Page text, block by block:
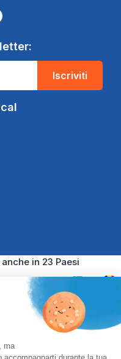
Iscriviti
in 23 Paesi
riservati. Partita IVA
ma